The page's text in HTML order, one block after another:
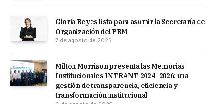
Gloria Reyes lista para asumir la Secretaría de
Organización del PRM
7 de agosto de 2026
Milton Morrison presenta las Memorias
Institucionales INTRANT 2024–2026: una
gestión de transparencia, eficiencia y
transformación institucional